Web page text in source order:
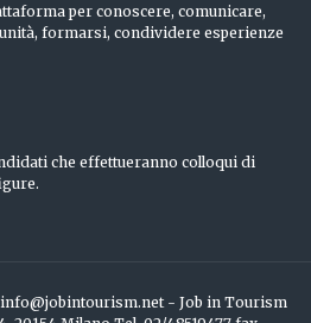
per conoscere, comunicare,
formarsi, condividere esperienze
che effettueranno colloqui di
- Job in Tourism